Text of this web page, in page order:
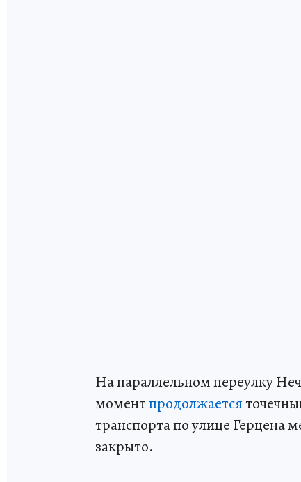
На параллельном переулку
моментпродолжается
транспорта по улице Герцена
закрыто.